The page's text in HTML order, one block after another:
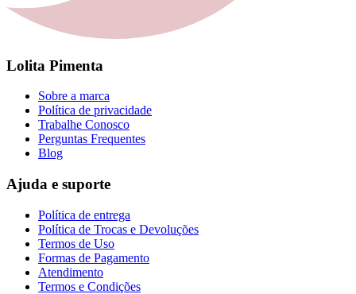
Lolita Pimenta
Sobre a marca
Política de privacidade
Trabalhe Conosco
Perguntas Frequentes
Blog
Ajuda e suporte
Política de entrega
Política de Trocas e Devoluções
Termos de Uso
Formas de Pagamento
Atendimento
Termos e Condições